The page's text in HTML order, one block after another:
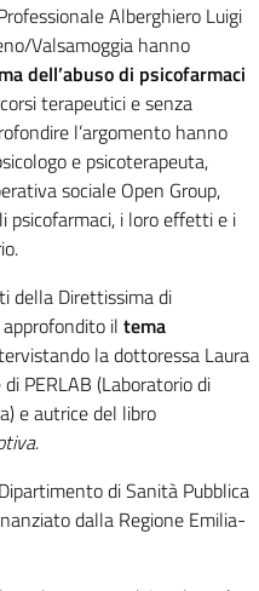
Alberghiero Luigi
Valsamoggia hanno
dell’abuso di psicofarmaci
terapeutici e senza
l’argomento hanno
e psicoterapeuta,
sociale Open Group,
psicofarmaci, i loro effetti e i
della Direttissima di
il tema
la dottoressa Laura
PERLAB (Laboratorio di
e autrice del libro
.
di Sanità Pubblica
dalla Regione Emilia-